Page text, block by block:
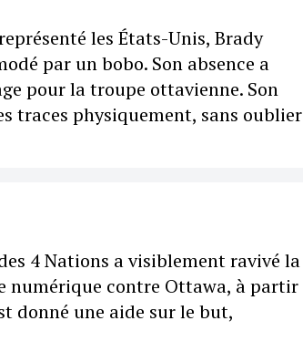
les États-Unis, Brady
par un bobo. Son absence a
pour la troupe ottavienne. Son
traces physiquement, sans oublier
4 Nations a visiblement ravivé la
numérique contre Ottawa, à partir
donné une aide sur le but,